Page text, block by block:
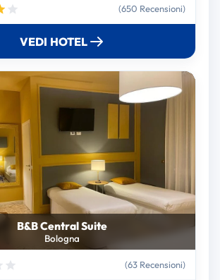
(650 Recensioni)
VEDI HOTEL
B&B Central Suite
Bologna
(63 Recensioni)